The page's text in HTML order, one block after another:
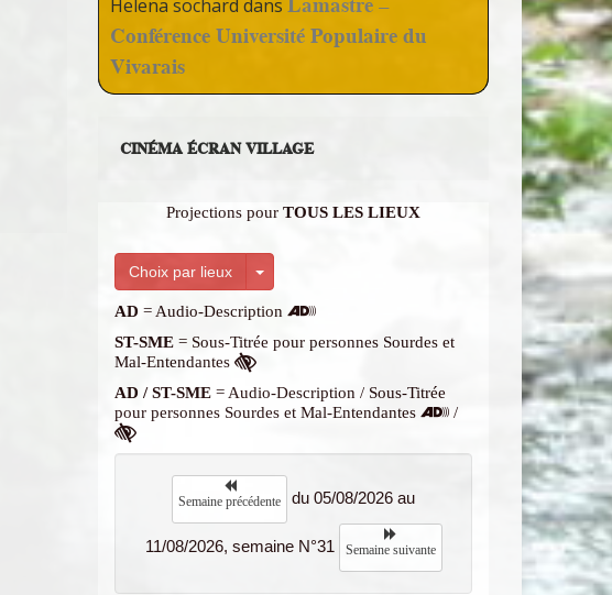
Helena sochard dans
Conférence Université Populaire du
Vivarais
CINÉMA ÉCRAN VILLAGE